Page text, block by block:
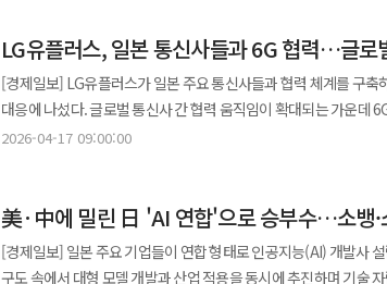
경쟁사들이 쉽게 복제하기 어려운 자산이다. 약점은 조합의 복잡성이다. 부품과 기술이 많다고 완성도 높은
휴머노이드가 저절로 만들어지는 것은 아니다. 레인보우로보틱스
제조용 로봇 이후 어느 시장에서 돈을 벌 것인지 선명한 제품 전략을
아니라 ‘팔 수 있는 로봇’이다. 일상화 노리는 LG LG전자는 지난 1일 CEO 직속 로보틱스사업센터를 출범시켰다.
구동부품인 액추에이터도 60년 넘게 축적한 모터 기술을 바탕으로 국내 생산을 준
일할 공간을 이미 확보하고 있다는 점이다. 가정에서는 가전과 씽큐
산업현장에서는 스마트팩토리와 공조 솔루션을 연결할 수 있다. 삼성과 현대차가 범용 휴머노이드의 기술력과
SK텔레콤은 지난 2018년부터 기업 활동 전반에서 창출하는 사회
범죄 피해 예방 등 AI·ICT 기반 사회안전망 서비스의 사회적 가치
지표와 측정 방식까지 공개하며 측정 체계를 고도화하고 있다. 사회적가치연구원은 SK그룹이 사회적 가치 창출 활동을
걸맞은 사회적 가치 측정 표준 방법론 개발을 추진하겠다"고 말했
무게를 두고 있다. 보스턴다이내믹스의 기업가치가 크게 높아진 데
필요성이 커졌기 때문이다. 시장에서는 현재 보스턴다이내믹스의 기업가치를 30조원 이상으로 평가하고 있다. 이는
현대차그룹이 2021년 인수 당시 평가한 약 11억달러(약 1조2000
로봇과 피지컬 AI 시장 성장에 대한 기대가 반영된 결과로 풀이된다. 업계에서는 현대차그룹이 2027~2028년께
역시 기업가치 상승에 따라 커질 수 있다. 사업 측면에서는 로봇 사업에 대한 그룹 차원의 통제력이 한층 강화될
전망이다. 외부 주주와의 이해관계 조정 부담이 줄어들면서 연구개
특히 현대차그룹이 추진 중인 스마트팩토리 전략과의 연계가 예
올트먼 오픈AI CEO, 젠슨 황 엔비디아 CEO, 손정의 소프트뱅크 그
기술 협력 방안을 논의한 바 있다. 허사비스 CEO는 바둑 AI '알파고' 개발을 이끈 인물로 단백질 구조 예측 모델
'알파폴드' 개발 공로로 지난 2024년 노벨화학상을 수상했다. 청와대는 "이번 면담은 글로벌 AI 협력 행보의 연장선으로
세계 최고 수준 AI 기업과의 협력을 통해 관련 정책 추진을 가속하
LG유플러스, 일본 통신사들과 6G 협력…글로
[경제일보] LG유플러스가 일본 주요 통신사들과 협력 체계를 구
대응에 나섰다. 글로벌 통신사 간 협력 움직임이 확대되는 가운데
것으로 분석된다. 17일 LG유플러스는 최근 도쿄에서 열린 GSMA 주관 'GSMA APAC CEO and 6G Alliance
서비스 확산과 초저지연 네트워크 수요 증가에 따라 6G 기반 인프
있다. 6G는 AI 네트워크 자동화, 엣지 컴퓨팅, 디지털 트윈 등 다양
수요 증가에 따라 차세대 핵심 인프라로 부상할 것으로 전망된다. 이에 LG유플러스는 6G 기술 표준과 네트워크 구조
2026-04-17 09:00:00
美·中에 밀린 日 'AI 연합'으로 승부수…소뱅·
[경제일보] 일본 주요 기업들이 연합 형태로 인공지능(AI) 개발사
구도 속에서 대형 모델 개발과 산업 적용을 동시에 추진하며 기술 자